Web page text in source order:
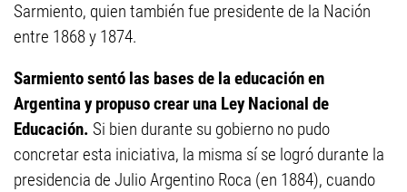
Sarmiento, quien también fue presidente de la Nación
entre 1868 y 1874.
Sarmiento sentó las bases de la educación en
Argentina y propuso crear una Ley Nacional de
Educación. Si bien durante su gobierno no pudo
concretar esta iniciativa, la misma sí se logró durante la
presidencia de Julio Argentino Roca (en 1884), cuando